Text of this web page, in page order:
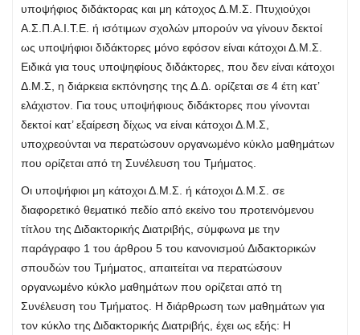
υποψήφιος διδάκτορας και μη κάτοχος Δ.Μ.Σ. Πτυχιούχοι
Α.Σ.Π.Α.Ι.Τ.Ε. ή ισότιμων σχολών μπορούν να γίνουν δεκτοί
ως υποψήφιοι διδάκτορες μόνο εφόσον είναι κάτοχοι Δ.Μ.Σ.
Ειδικά για τους υποψηφίους διδάκτορες, που δεν είναι κάτοχοι
Δ.Μ.Σ, η διάρκεια εκπόνησης της Δ.Δ. ορίζεται σε 4 έτη κατ’
ελάχιστον. Για τους υποψήφιους διδάκτορες που γίνονται
δεκτοί κατ’ εξαίρεση δίχως να είναι κάτοχοι Δ.Μ.Σ,
υποχρεούνται να περατώσουν οργανωμένο κύκλο μαθημάτων
που ορίζεται από τη Συνέλευση του Τμήματος.
Οι υποψήφιοι μη κάτοχοι Δ.Μ.Σ. ή κάτοχοι Δ.Μ.Σ. σε
διαφορετικό θεματικό πεδίο από εκείνο του προτεινόμενου
τίτλου της Διδακτορικής Διατριβής, σύμφωνα με την
παράγραφο 1 του άρθρου 5 του κανονισμού Διδακτορικών
σπουδών του Τμήματος, απαιτείται να περατώσουν
οργανωμένο κύκλο μαθημάτων που ορίζεται από τη
Συνέλευση του Τμήματος. Η διάρθρωση των μαθημάτων για
τον κύκλο της Διδακτορικής Διατριβής, έχει ως εξής: Η